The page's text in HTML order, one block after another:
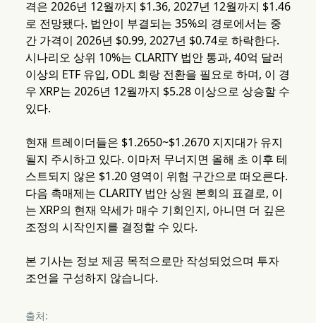
격은 2026년 12월까지 $1.36, 2027년 12월까지 $1.46
로 전망됐다. 법안이 부결되는 35%의 경로에서는 중
간 가격이 2026년 $0.99, 2027년 $0.74로 하락한다.
시나리오 상위 10%는 CLARITY 법안 통과, 40억 달러
이상의 ETF 유입, ODL 회랑 전환을 필요로 하며, 이 경
우 XRP는 2026년 12월까지 $5.28 이상으로 상승할 수
있다.
현재 트레이더들은 $1.2650~$1.2670 지지대가 유지
될지 주시하고 있다. 이마저 무너지면 올해 초 이후 테
스트되지 않은 $1.20 영역이 위험 구간으로 떠오른다.
다음 촉매제는 CLARITY 법안 상원 본회의 표결로, 이
는 XRP의 현재 약세가 매수 기회인지, 아니면 더 깊은
조정의 시작인지를 결정할 수 있다.
본 기사는 정보 제공 목적으로만 작성되었으며 투자
조언을 구성하지 않습니다.
출처: